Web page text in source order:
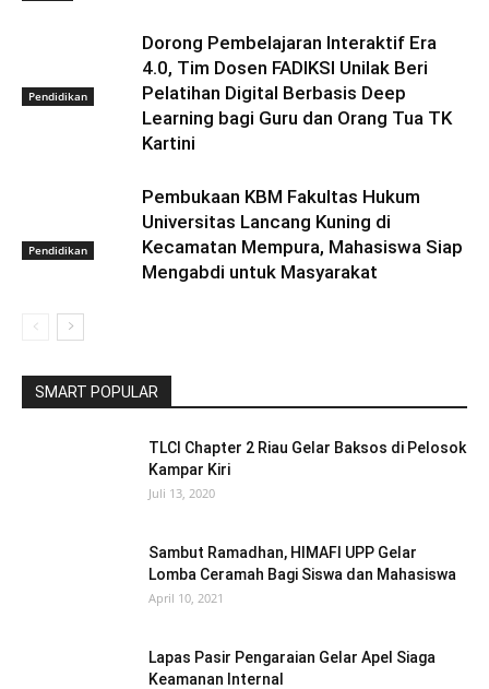
Pendidikan
Dorong Pembelajaran Interaktif Era
4.0, Tim Dosen FADIKSI Unilak Beri
Pelatihan Digital Berbasis Deep
Learning bagi Guru dan Orang Tua TK
Kartini
Pendidikan
Pembukaan KBM Fakultas Hukum
Universitas Lancang Kuning di
Kecamatan Mempura, Mahasiswa Siap
Mengabdi untuk Masyarakat
SMART POPULAR
TLCI Chapter 2 Riau Gelar Baksos di Pelosok
Kampar Kiri
Juli 13, 2020
Sambut Ramadhan, HIMAFI UPP Gelar
Lomba Ceramah Bagi Siswa dan Mahasiswa
April 10, 2021
Lapas Pasir Pengaraian Gelar Apel Siaga
Keamanan Internal